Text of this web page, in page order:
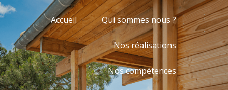
Accueil Qui sommes nous ?
Nos réalisations
Nos compétences